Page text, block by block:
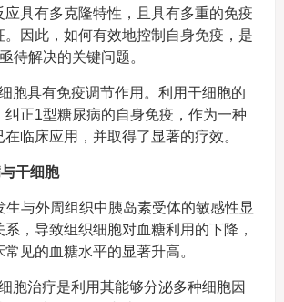
应具有多克隆特性，且具有多重的免疫
。因此，如何有效地控制自身免疫，是
待解决的关键问题。
胞具有免疫调节作用。利用干细胞的
纠正1型糖尿病的自身免疫，作为一种
临床应用，并取得了显著的疗效。
干细胞
生与外周组织中胰岛素受体的敏感性显
，导致组织细胞对血糖利用的下降，
见的血糖水平的显著升高。
胞治疗是利用其能够分泌多种细胞因